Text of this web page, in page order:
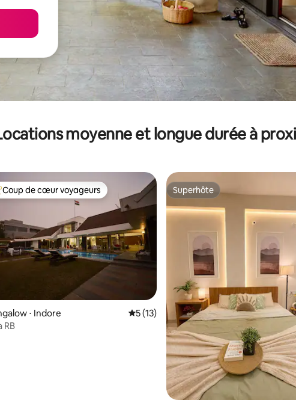
moyenne et longue durée à
sur la base de 47 commentaires : 4,96 sur 5
de cœur voyageurs les plus appréciés
Coup de cœur voyageurs
⋅ Indore Évaluation moyenne sur la base de 13
5 (13)
RB
Superhôte
Superhôte